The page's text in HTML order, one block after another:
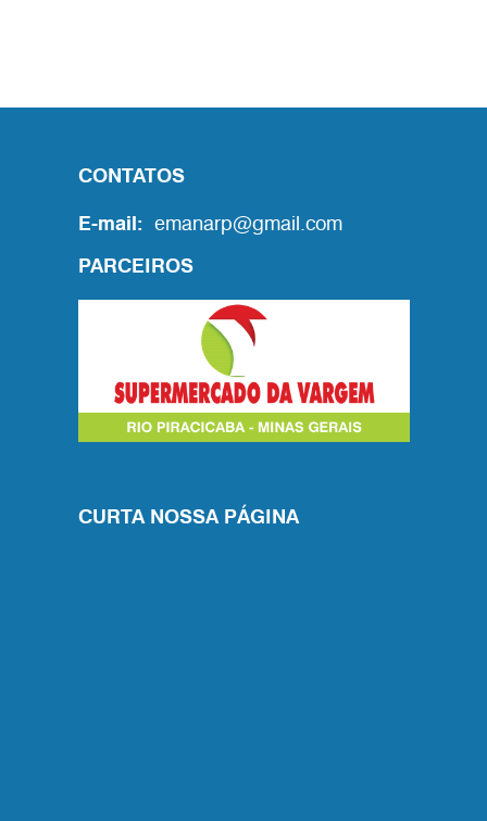
CONTATOS
E-mail: emanarp@gmail.com
PARCEIROS
CURTA NOSSA PÁGINA